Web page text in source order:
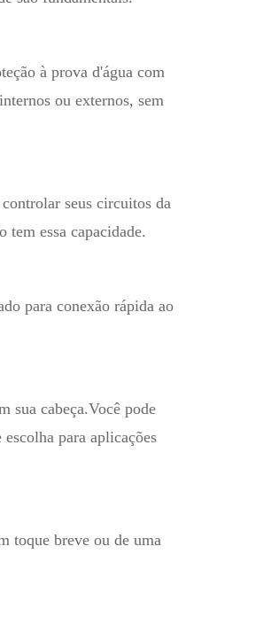
à prova d'água com
ou externos, sem
seus circuitos da
tem essa capacidade.
para conexão rápida ao
sua cabeça.Você pode
para aplicações
toque breve ou de uma